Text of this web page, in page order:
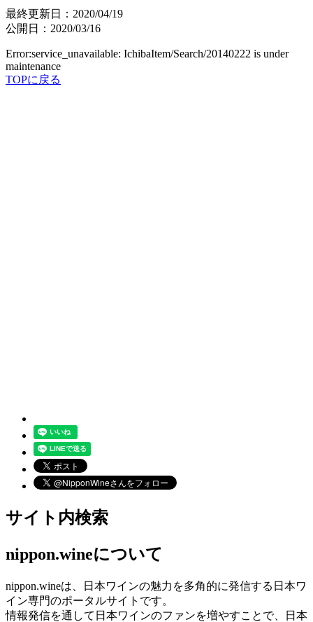
最終更新日：2020/04/19
公開日：2020/03/16
Error:service_unavailable: IchibaItem/Search/20140222 is under
maintenance
TOPに戻る
サイト内検索
nippon.wineについて
nippon.wineは、日本ワインの魅力を多角的に発信する日本ワ
イン専門のポータルサイトです。
情報発信を通して日本ワインのファンを増やすことで、日本